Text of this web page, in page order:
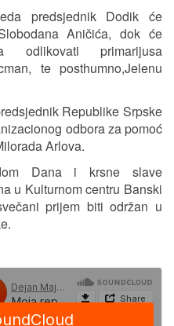
predsjednik Dodik će
Aničića, dok će
odlikovati primarijusa
te posthumno,Jelenu
Republike Srpske
odbora za pomoć
Arlova.
Dana i krsne slave
u Kulturnom centru Banski
prijem biti održan u